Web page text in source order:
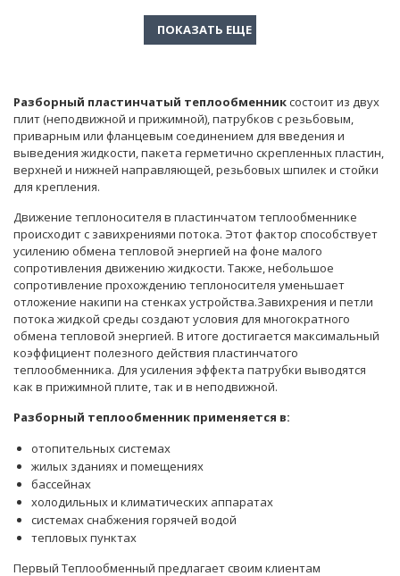
Разборный пластинчатый теплообменниксостоит из двух
плит (неподвижной и прижимной), патрубков с резьбовым,
приварным или фланцевым соединением для введения и
выведения жидкости, пакета герметично скрепленных пластин,
верхней и нижней направляющей, резьбовых шпилек и стойки
для крепления.
Движение теплоносителя в пластинчатом теплообменнике
происходит с завихрениями потока. Этот фактор способствует
усилению обмена тепловой энергией на фоне малого
сопротивления движению жидкости. Также, небольшое
сопротивление прохождению теплоносителя уменьшает
отложение накипи на стенках устройства.Завихрения и петли
потока жидкой среды создают условия для многократного
обмена тепловой энергией. В итоге достигается максимальный
коэффициент полезного действия пластинчатого
теплообменника. Для усиления эффекта патрубки выводятся
как в прижимной плите, так и в неподвижной.
Разборный теплообменник применяется в:
отопительных системах
жилых зданиях и помещениях
бассейнах
холодильных и климатических аппаратах
системах снабжения горячей водой
тепловых пунктах
Первый Теплообменный предлагает своим клиентам